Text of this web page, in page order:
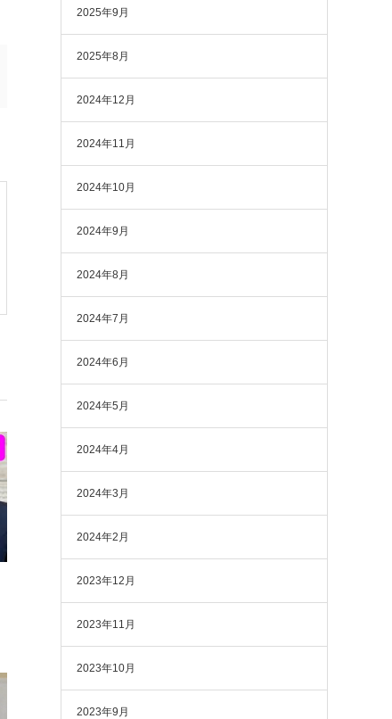
2025年9月
2025年8月
2024年12月
2024年11月
2024年10月
2024年9月
2024年8月
2024年7月
2024年6月
2024年5月
2024年4月
2024年3月
2024年2月
2023年12月
2023年11月
2023年10月
2023年9月